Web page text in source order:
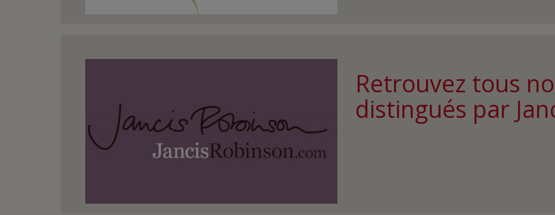
Retrouvez tous
distingués par